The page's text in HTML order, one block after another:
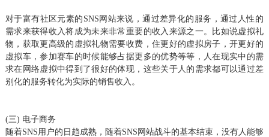
对于富有社区元素的SNS网站来说，通过差异化的服务，通过人性的
需求来获得收入将成为未来非常重要的收入来源之一。比如说虚拟礼
物，获取更高级的虚拟礼物需要收费，住更好的虚拟房子，开更好的
虚拟车，参加赛车的时候能够占据更多的优势等等，人在现实中的需
求在网络虚拟中得到了很好的体现，这些关于人的需求都可以通过差
别化的服务转化为实际的销售收入。
(三) 电子商务
随着SNS用户的日趋成熟，随着SNS网站战斗的基本结束，没有人能够